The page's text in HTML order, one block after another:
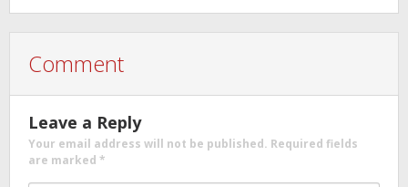
Comment
Leave a Reply
Your email address will not be published. Required fields
are marked *